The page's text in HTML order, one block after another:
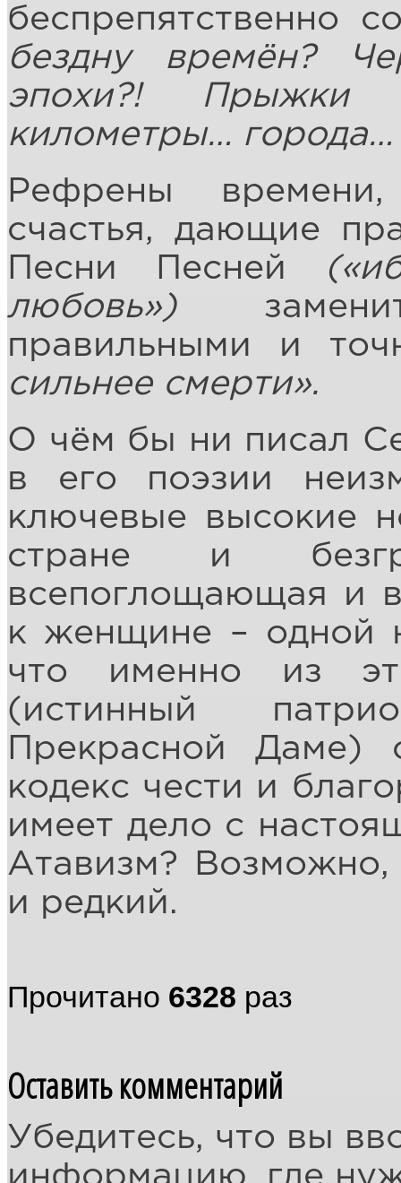
беспрепятственно
бездну времён?
эпохи?! Прыжки
километры…
Рефрены
счастья, дающие
Песни Песней
любовь»)
правильными и
сильнее смерти».
О чём бы ни писал
в его поэзии
ключевые высокие
стране и
всепоглощающая и
к женщине – одной
что именно из
(истинный
Прекрасной Даме)
кодекс чести и
имеет дело с
Атавизм?
и редкий.
Прочитано 6328 раз
Оставить комментарий
Убедитесь, что вы
информацию, где